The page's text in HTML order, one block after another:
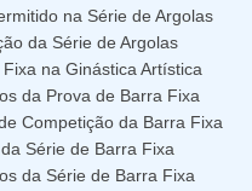
na Série de Argolas
da Série de Argolas
na Ginástica Artística
da Prova de Barra Fixa
Competição da Barra Fixa
Série de Barra Fixa
da Série de Barra Fixa